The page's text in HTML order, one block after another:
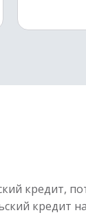
кредит,
кредит